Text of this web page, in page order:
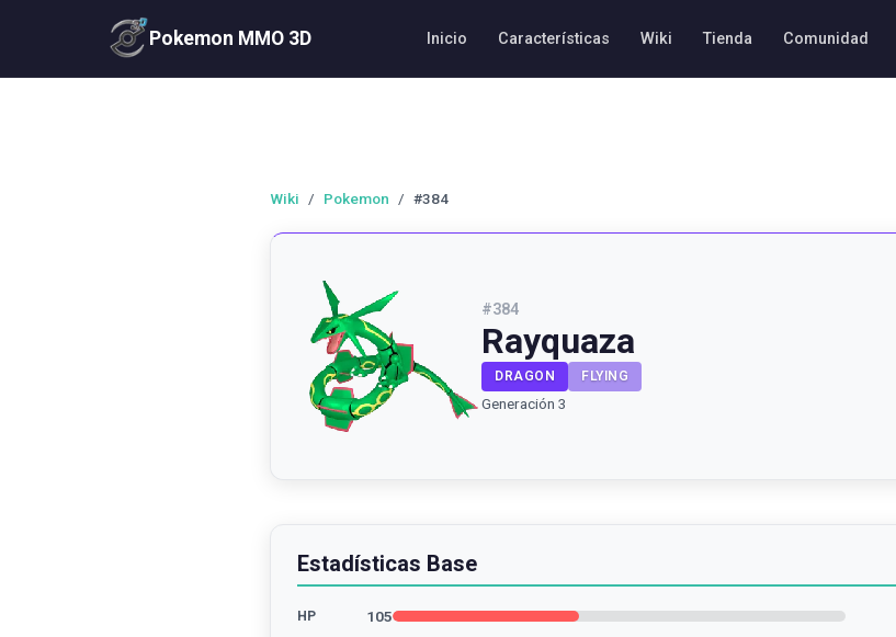
Pokemon MMO 3D Inicio Características Wiki Tienda Comunidad
Wiki / Pokemon / #384
#384
Rayquaza
DRAGON FLYING
Generación 3
Estadísticas Base
HP 105